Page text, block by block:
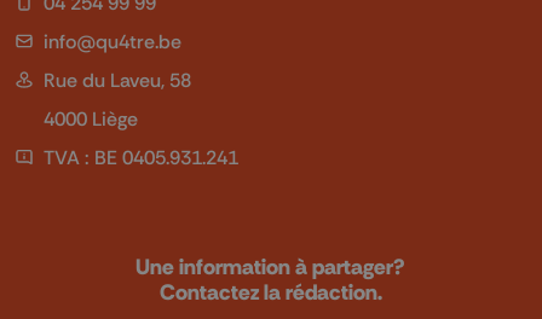
info@qu4tre.be
Rue du Laveu, 58
4000 Liège
TVA : BE 0405.931.241
Une information à partager?
Contactez la rédaction.